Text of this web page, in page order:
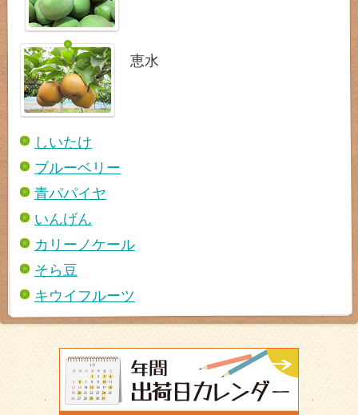
恵水
しいたけ
ブルーベリー
青パパイヤ
いんげん
カリーノケール
そら豆
キウイフルーツ